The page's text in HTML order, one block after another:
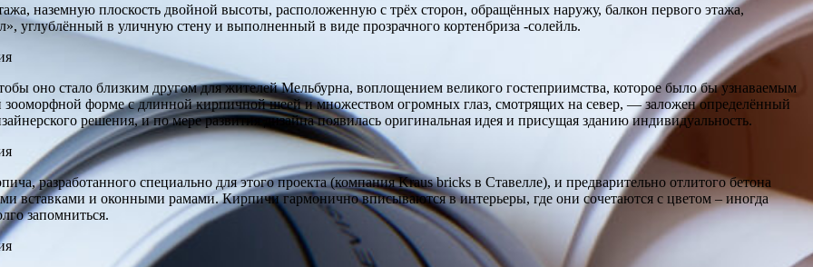
наземную плоскость двойной высоты, расположенную с трёх сторон, обращённых наружу, балкон первого этажа,
углублённый в уличную стену и выполненный в виде прозрачного кортенбриза -солейль.
оно стало близким другом для жителей Мельбурна, воплощением великого гостеприимства, которое было бы узнаваемым
форме с длинной кирпичной шеей и множеством огромных глаз, смотрящих на север, — заложен определённый
решения, и по мере развития дизайна появилась оригинальная идея и присущая зданию индивидуальность.
разработанного специально для этого проекта (компания Kraus bricks в Ставелле), и предварительно отлитого бетона
вставками и оконными рамами. Кирпичи гармонично вписываются в интерьеры, где они сочетаются с цветом – иногда
запомниться.